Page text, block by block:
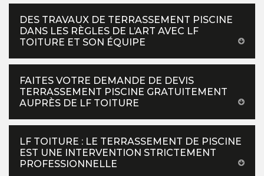
DES TRAVAUX DE TERRASSEMENT PISCINE
DANS LES RÈGLES DE L’ART AVEC LF
TOITURE ET SON ÉQUIPE
FAITES VOTRE DEMANDE DE DEVIS
TERRASSEMENT PISCINE GRATUITEMENT
AUPRÈS DE LF TOITURE
LF TOITURE : LE TERRASSEMENT DE PISCINE
EST UNE INTERVENTION STRICTEMENT
PROFESSIONNELLE